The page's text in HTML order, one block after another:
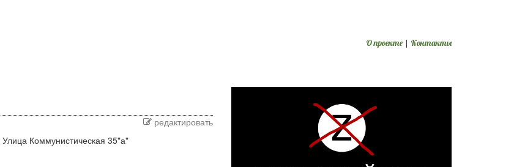
О проекте | Контакты
редактировать
Улица Коммунистическая 35"а"